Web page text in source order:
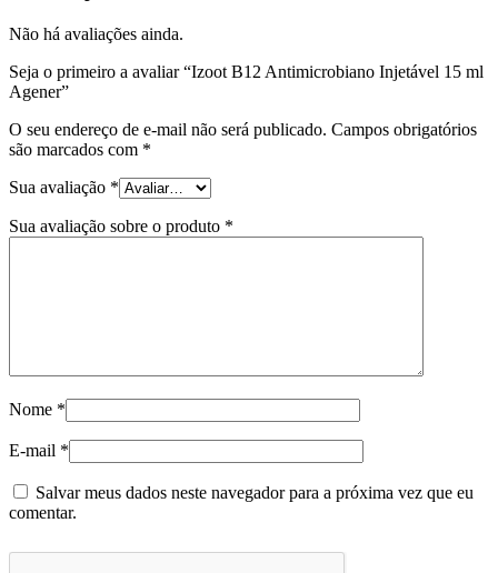
Não há avaliações ainda.
Seja o primeiro a avaliar “Izoot B12 Antimicrobiano Injetável 15 ml
Agener”
O seu endereço de e-mail não será publicado. Campos obrigatórios
são marcados com *
Sua avaliação *
Sua avaliação sobre o produto *
Nome *
E-mail *
Salvar meus dados neste navegador para a próxima vez que eu
comentar.